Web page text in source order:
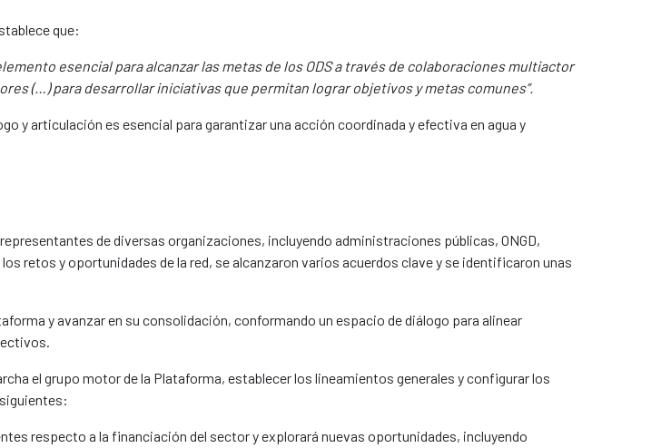
que:
esencial para alcanzar las metas de los ODS a través de colaboraciones multiactor
(…) para desarrollar iniciativas que permitan lograr objetivos y metas comunes”.
y articulación es esencial para garantizar una acción coordinada y efectiva en agua y
de diversas organizaciones, incluyendo administraciones públicas, ONGD,
retos y oportunidades de la red, se alcanzaron varios acuerdos clave y se identificaron unas
y avanzar en su consolidación, conformando un espacio de diálogo para alinear
el grupo motor de la Plataforma, establecer los lineamientos generales y configurar los
respecto a la financiación del sector y explorará nuevas oportunidades, incluyendo